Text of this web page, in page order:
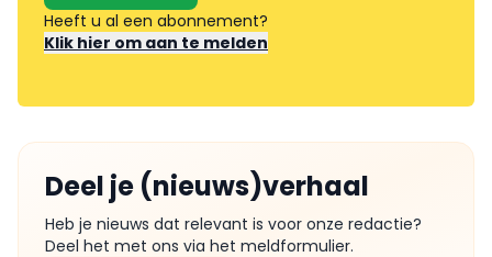
Heeft u al een abonnement?
Klik hier om aan te melden
Deel je (nieuws)verhaal
Heb je nieuws dat relevant is voor onze redactie?
Deel het met ons via het meldformulier.